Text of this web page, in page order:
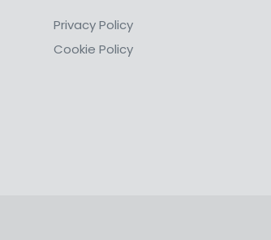
Privacy Policy
Cookie Policy